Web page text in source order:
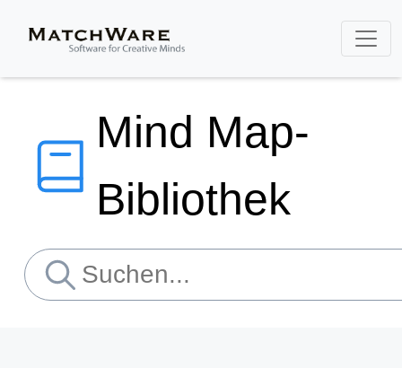
Mind Map-
Bibliothek